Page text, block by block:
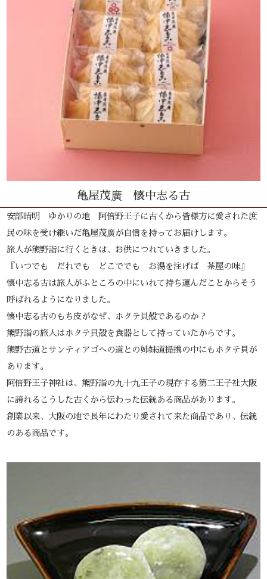
亀屋茂廣 懐中志る古
安部晴明 ゆかりの地 阿倍野王子に古くから皆様方に愛された庶
民の味を受け継いだ亀屋茂廣が自信を持ってお届けします。
旅人が熊野詣に行くときは、お供につれていきました。
『いつでも だれでも どこででも お湯を注げば 茶屋の味』
懐中志る古は旅人がふところの中にいれて持ち運んだことからそう
呼ばれるようになりました。
懐中志る古のもち皮がなぜ、ホタテ貝殻であるのか？
熊野詣の旅人はホタテ貝殻を食器として持っていたからです。
熊野古道とサンティアゴへの道との姉妹道提携の中にもホタテ貝が
あります。
阿倍野王子神社は、熊野詣の九十九王子の現存する第二王子社大阪
に誇れるこうした古くから伝わった伝統ある商品があります。
創業以来、大阪の地で長年にわたり愛されて来た商品であり、伝統
のある商品です。